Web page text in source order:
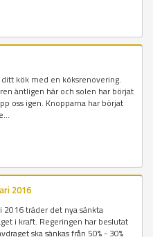
ditt kök med en köksrenovering.
äntligen här och solen har börjat
oss igen. Knopparna har börjat
2016
2016 träder det nya sänkta
i kraft. Regeringen har beslutat
ska sänkas från 50% - 30%